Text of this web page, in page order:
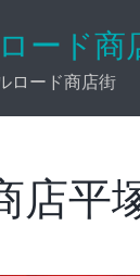
ード商
ロード商店街
店平